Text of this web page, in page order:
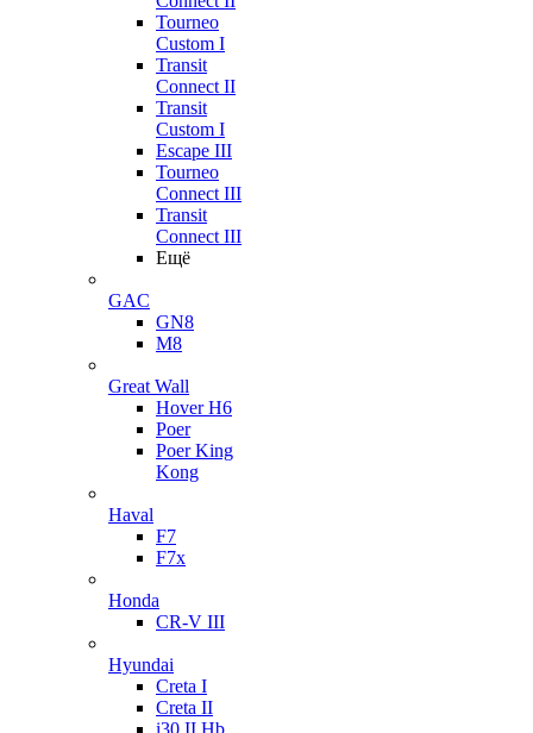
Tourneo
Custom I
Transit
Connect II
Transit
Custom I
Escape III
Tourneo
Connect III
Transit
Connect III
Ещё
GAC
GN8
M8
Great Wall
Hover H6
Poer
Poer King
Kong
Haval
F7
F7x
Honda
CR-V III
Hyundai
Creta I
Creta II
i30 II Hb